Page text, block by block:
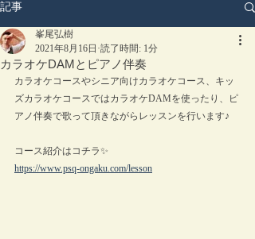
記事
カラオケDAMとピアノ伴奏
峯尾弘樹
2021年8月16日 読了時間: 1分
カラオケコースやシニア向けカラオケコース、キッ
ズカラオケコースではカラオケDAMを使ったり、ピ
アノ伴奏で歌って頂きながらレッスンを行います♪
コース紹介はコチラ✨
https://www.psq-ongaku.com/lesson